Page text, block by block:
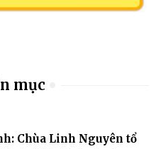
mục
Chùa Linh Nguyên tổ